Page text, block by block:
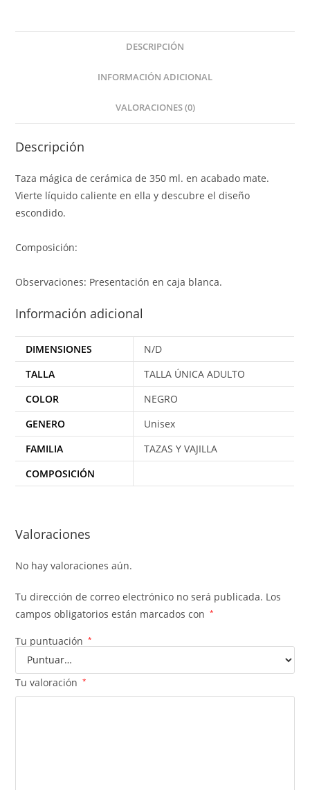
DESCRIPCIÓN
INFORMACIÓN ADICIONAL
VALORACIONES (0)
Descripción
Taza mágica de cerámica de 350 ml. en acabado mate.
Vierte líquido caliente en ella y descubre el diseño
escondido.
Composición:
Observaciones: Presentación en caja blanca.
Información adicional
DIMENSIONES
N/D
TALLA
TALLA ÚNICA ADULTO
COLOR
NEGRO
GENERO
Unisex
FAMILIA
TAZAS Y VAJILLA
COMPOSICIÓN
Valoraciones
No hay valoraciones aún.
Tu dirección de correo electrónico no será publicada. Los
campos obligatorios están marcados con
*
Tu puntuación *
Tu valoración *